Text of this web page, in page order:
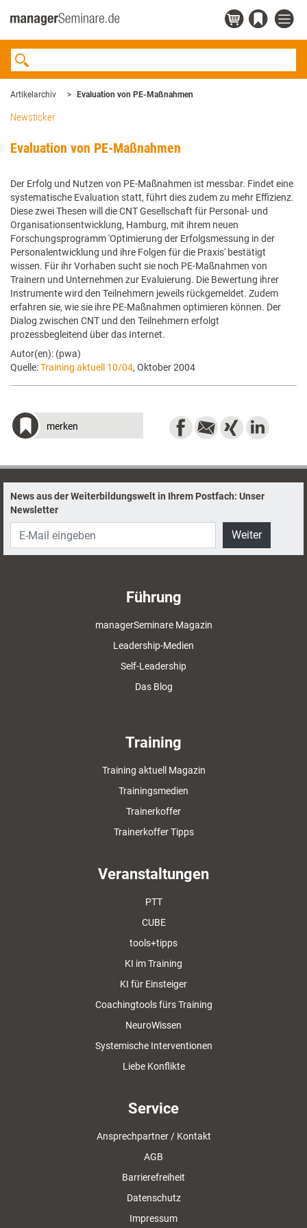
Artikelarchiv Evaluation von PE-Maßnahmen
Newsticker
Evaluation von PE-Maßnahmen
Der Erfolg und Nutzen von PE-Maßnahmen ist messbar. Findet eine
systematische Evaluation statt, führt dies zudem zu mehr Effizienz.
Diese zwei Thesen will die CNT Gesellschaft für Personal- und
Organisationsentwicklung, Hamburg, mit ihrem neuen
Forschungsprogramm 'Optimierung der Erfolgsmessung in der
Personalentwicklung und ihre Folgen für die Praxis' bestätigt
wissen. Für ihr Vorhaben sucht sie noch PE-Maßnahmen von
Trainern und Unternehmen zur Evaluierung. Die Bewertung ihrer
Instrumente wird den Teilnehmern jeweils rückgemeldet. Zudem
erfahren sie, wie sie ihre PE-Maßnahmen optimieren können. Der
Dialog zwischen CNT und den Teilnehmern erfolgt
prozessbegleitend über das Internet.
Autor(en): (pwa)
Quelle:Training aktuell 10/04, Oktober 2004
merken
News aus der Weiterbildungswelt in Ihrem Postfach: Unser
Newsletter
Weiter
Führung
managerSeminare Magazin
Leadership-Medien
Self-Leadership
Das Blog
Training
Training aktuell Magazin
Trainingsmedien
Trainerkoffer
Trainerkoffer Tipps
Veranstaltungen
PTT
CUBE
tools+tipps
KI im Training
KI für Einsteiger
Coachingtools fürs Training
NeuroWissen
Systemische Interventionen
Liebe Konflikte
Service
Ansprechpartner / Kontakt
AGB
Barrierefreiheit
Datenschutz
Impressum